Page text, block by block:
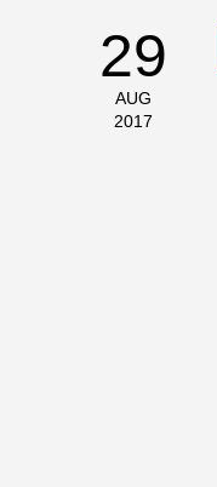
29
AUG
2017